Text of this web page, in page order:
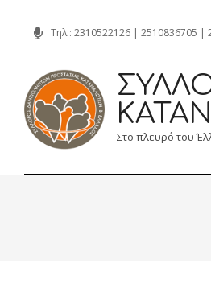
content
Τηλ.: 2310522126 | 2510836705 |
Στο πλευρό του